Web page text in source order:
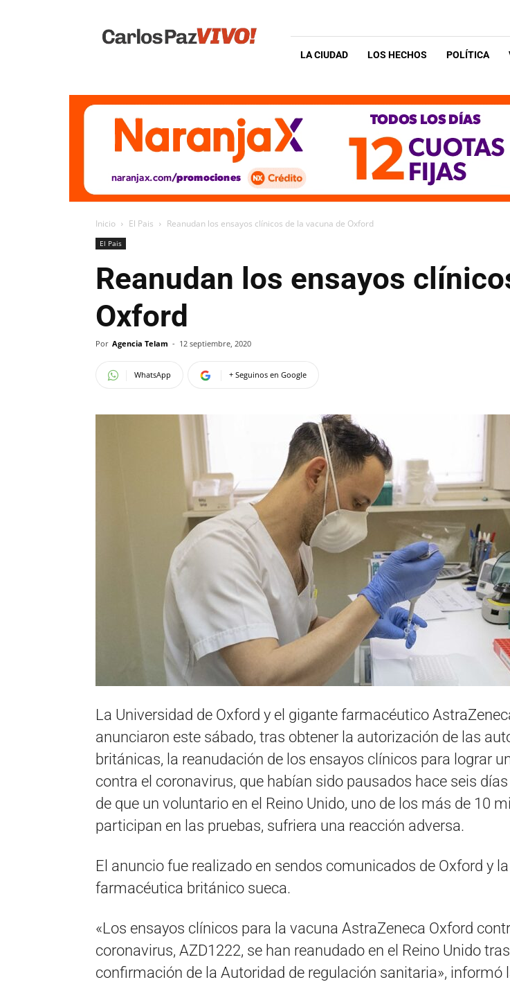
Vivo
LA CIUDAD LOS HECHOS POLÍTICA
Inicio El Pais Reanudan los ensayos clínicos de la vacuna de Oxford
El Pais
Reanudan los ensayos
Oxford
Por Agencia Telam - 12 septiembre, 2020
WhatsApp + Seguinos en Google
La Universidad de Oxford y el gigante farmacéutico
anunciaron este sábado, tras obtener la autorización de las
británicas, la reanudación de los ensayos clínicos para lograr
contra el coronavirus, que habían sido pausados hace seis
de que un voluntario en el Reino Unido, uno de los más de 10
participan en las pruebas, sufriera una reacción adversa.
El anuncio fue realizado en sendos comunicados de Oxford y la
farmacéutica británico sueca.
«Los ensayos clínicos para la vacuna AstraZeneca Oxford
coronavirus, AZD1222, se han reanudado en el Reino Unido
confirmación de la Autoridad de regulación sanitaria», informó